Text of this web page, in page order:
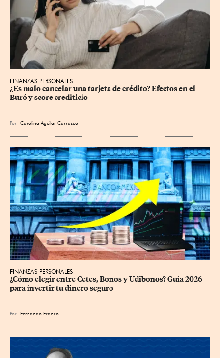
FINANZAS PERSONALES
¿Es malo cancelar una tarjeta de crédito? Efectos en el
Buró y score crediticio
Por Carolina Aguilar Carrasco
FINANZAS PERSONALES
¿Cómo elegir entre Cetes, Bonos y Udibonos? Guía 2026
para invertir tu dinero seguro
Por Fernando Franco